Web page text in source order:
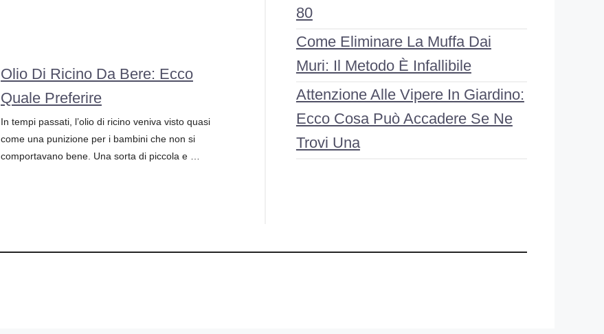
Olio Di Ricino Da Bere: Ecco
Quale Preferire
In tempi passati, l’olio di ricino veniva visto quasi
come una punizione per i bambini che non si
comportavano bene. Una sorta di piccola e …
80
Come Eliminare La Muffa Dai
Muri: Il Metodo È Infallibile
Attenzione Alle Vipere In Giardino:
Ecco Cosa Può Accadere Se Ne
Trovi Una